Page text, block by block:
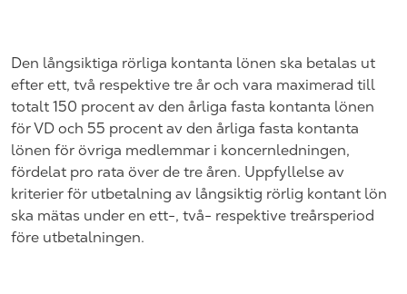
Den långsiktiga rörliga kontanta lönen ska betalas ut
efter ett, två respektive tre år och vara maximerad till
totalt 150 procent av den årliga fasta kontanta lönen
för VD och 55 procent av den årliga fasta kontanta
lönen för övriga medlemmar i koncernledningen,
fördelat pro rata över de tre åren. Uppfyllelse av
kriterier för utbetalning av långsiktig rörlig kontant lön
ska mätas under en ett-, två- respektive treårsperiod
före utbetalningen.